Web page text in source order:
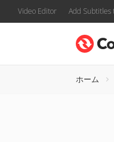
Video Editor Add Subtitles
ホーム